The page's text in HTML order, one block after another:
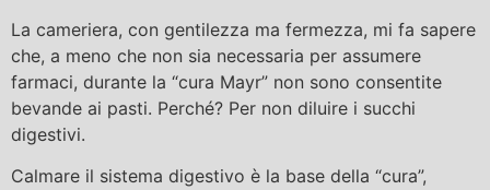
La cameriera, con gentilezza ma fermezza, mi fa sapere
che, a meno che non sia necessaria per assumere
farmaci, durante la “cura Mayr” non sono consentite
bevande ai pasti. Perché? Per non diluire i succhi
digestivi.
Calmare il sistema digestivo è la base della “cura”,